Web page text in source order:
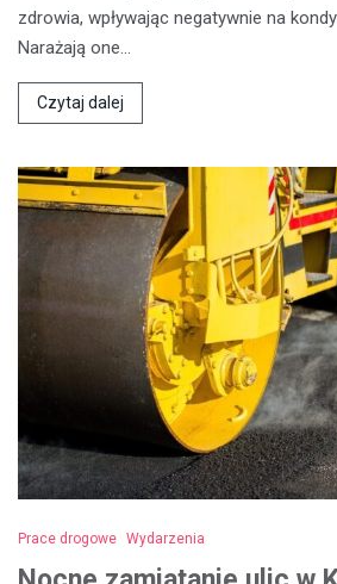
zdrowia, wpływając negatywnie na
Narażają one…
Czytaj dalej
Prace drogowe Wydarzenia